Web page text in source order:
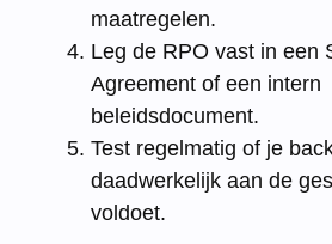
maatregelen.
Leg de RPO vast in een
Agreement of een intern
beleidsdocument.
Test regelmatig of je
daadwerkelijk aan de
voldoet.